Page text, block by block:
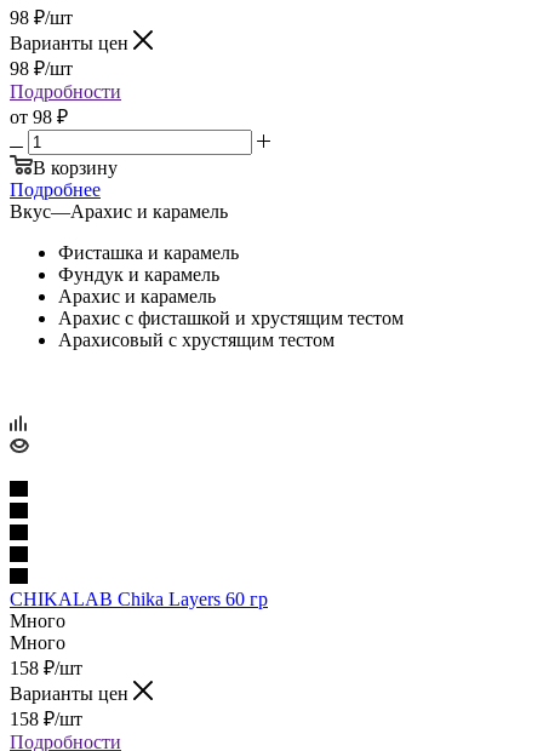
98 ₽/шт
Варианты цен
98 ₽/шт
Подробности
от 98 ₽
В корзину
Подробнее
Вкус—Арахис и карамель
Фисташка и карамель
Фундук и карамель
Арахис и карамель
Арахис с фисташкой и хрустящим тестом
Арахисовый с хрустящим тестом
CHIKALAB Chika Layers 60 гр
Много
Много
158 ₽/шт
Варианты цен
158 ₽/шт
Подробности